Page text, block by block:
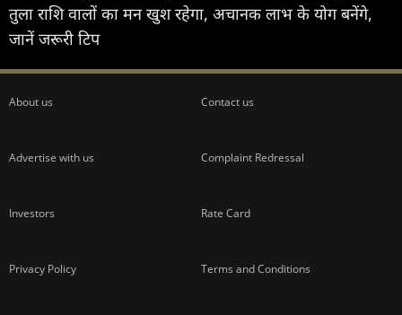
तुला राशि वालों का मन खुश रहेगा, अचानक लाभ के योग बनेंगे,
जानें जरूरी टिप
About us Contact us
Advertise with us Complaint Redressal
Investors Rate Card
Privacy Policy Terms and Conditions